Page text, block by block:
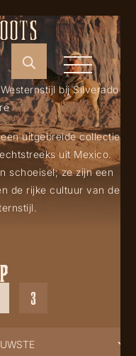
bij Silverado
uitgebreide collectie
uit Mexico.
schoeisel; ze zijn een
de rijke cultuur van de
3